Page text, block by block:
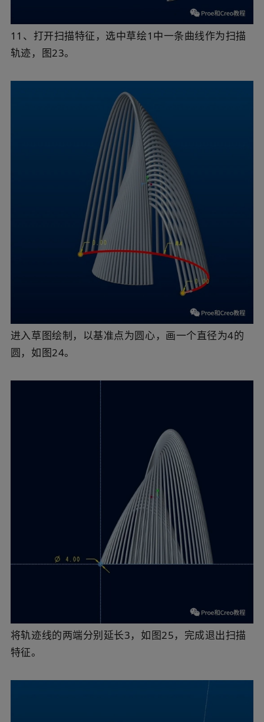
11、打开扫描特征，选中草绘1中一条曲线作为扫描
轨迹，图23。
进入草图绘制，以基准点为圆心，画一个直径为4的
圆，如图24。
将轨迹线的两端分别延长3，如图25，完成退出扫描
特征。